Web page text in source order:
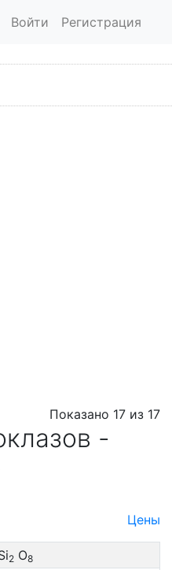
Войти Регистрация
Показано 17 из 17
-
Цены
2O8